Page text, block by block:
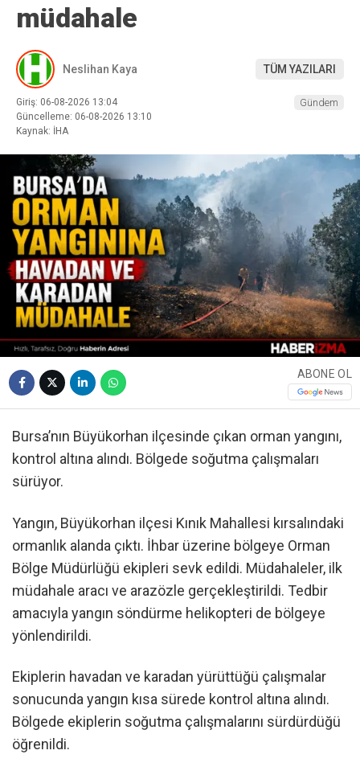
müdahale
Neslihan Kaya TÜM YAZILARI
Giriş: 06-08-2026 13:04
Güncelleme: 06-08-2026 13:10
Kaynak: İHA
Gündem
ABONE OL
Bursa’nın Büyükorhan ilçesinde çıkan orman yangını,
kontrol altına alındı. Bölgede soğutma çalışmaları
sürüyor.
Yangın, Büyükorhan ilçesi Kınık Mahallesi kırsalındaki
ormanlık alanda çıktı. İhbar üzerine bölgeye Orman
Bölge Müdürlüğü ekipleri sevk edildi. Müdahaleler, ilk
müdahale aracı ve arazözle gerçekleştirildi. Tedbir
amacıyla yangın söndürme helikopteri de bölgeye
yönlendirildi.
Ekiplerin havadan ve karadan yürüttüğü çalışmalar
sonucunda yangın kısa sürede kontrol altına alındı.
Bölgede ekiplerin soğutma çalışmalarını sürdürdüğü
öğrenildi.